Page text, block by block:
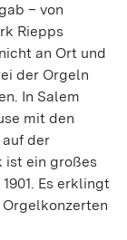
– von
Riepps
an Ort und
der Orgeln
In Salem
mit den
der
ist ein großes
Es erklingt